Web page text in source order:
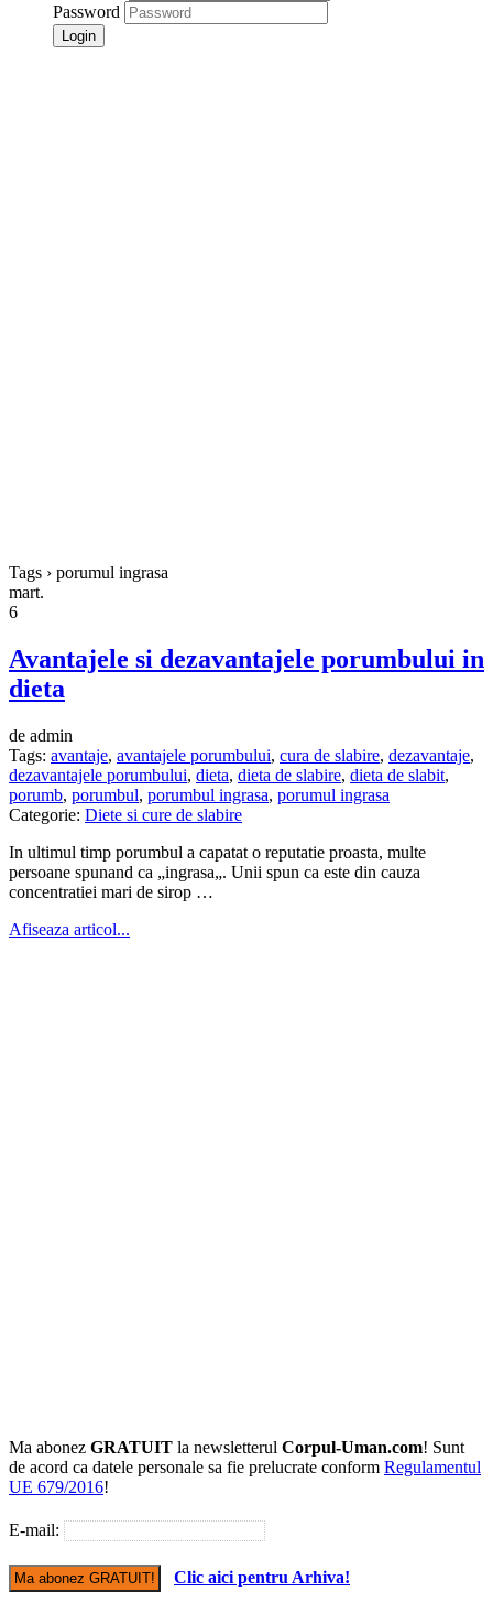
Password
Tags › porumul ingrasa
mart.
6
Avantajele si dezavantajele porumbului in
dieta
de admin
Tags: avantaje, avantajele porumbului, cura de slabire, dezavantaje,
dezavantajele porumbului, dieta, dieta de slabire, dieta de slabit,
porumb, porumbul, porumbul ingrasa, porumul ingrasa
Categorie: Diete si cure de slabire
In ultimul timp porumbul a capatat o reputatie proasta, multe
persoane spunand ca „ingrasa„. Unii spun ca este din cauza
concentratiei mari de sirop …
Afiseaza articol...
Ma abonez GRATUIT la newsletterul Corpul-Uman.com! Sunt
de acord ca datele personale sa fie prelucrate conform Regulamentul
UE 679/2016!
E-mail:
Clic aici pentru Arhiva!